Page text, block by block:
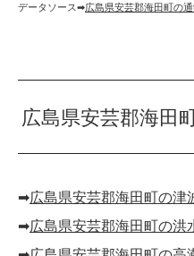
データソース➡︎広島県安芸郡海田町の
広島県安芸郡海田
➡︎広島県安芸郡海田町の津
➡︎広島県安芸郡海田町の洪